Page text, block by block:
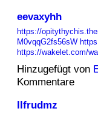
eevaxyhh
https://
M0vqqG2fs56sW
https://wakelet.com/
Hinzugefügt von
Kommentare
llfrudmz